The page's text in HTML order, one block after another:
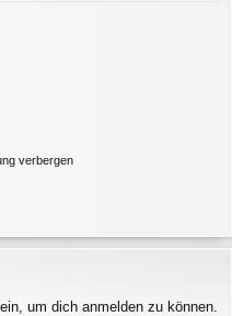
verbergen
um dich anmelden zu können.